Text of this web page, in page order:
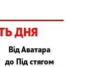
ДНЯ
Від Аватара
до Під стягом